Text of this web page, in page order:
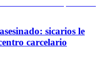
sicarios le
carcelario